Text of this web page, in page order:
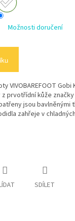
Možnosti doručení
VIVOBAREFOOT
prvotřídní kůže
jsou bavlněnými
zahřeje v
SDÍLET